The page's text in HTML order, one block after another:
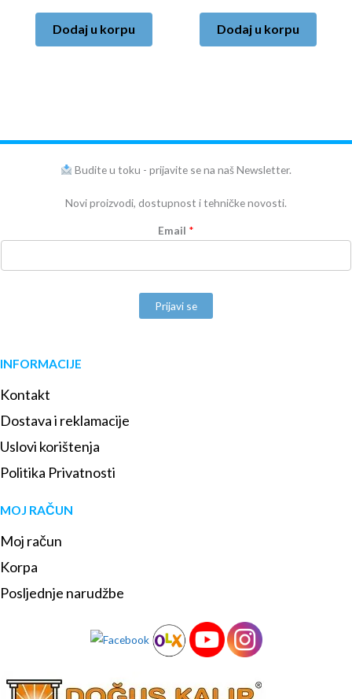
Dodaj u korpu Dodaj u korpu
Budite u toku - prijavite se na naš Newsletter.
Novi proizvodi, dostupnost i tehničke novosti.
Email *
Prijavi se
INFORMACIJE
Kontakt
Dostava i reklamacije
Uslovi korištenja
Politika Privatnosti
MOJ RAČUN
Moj račun
Korpa
Posljednje narudžbe